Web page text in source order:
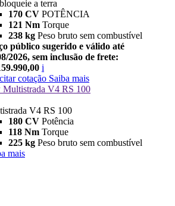
a terra
170 CV POTÊNCIA
121 Nm Torque
238 kg Peso bruto sem combustível
público sugerido e válido até
2026, sem inclusão de frete:
i
cotação Saiba mais
Multistrada V4 RS 100
V4 RS 100
180 CV Potência
118 Nm Torque
225 kg Peso bruto sem combustível
mais